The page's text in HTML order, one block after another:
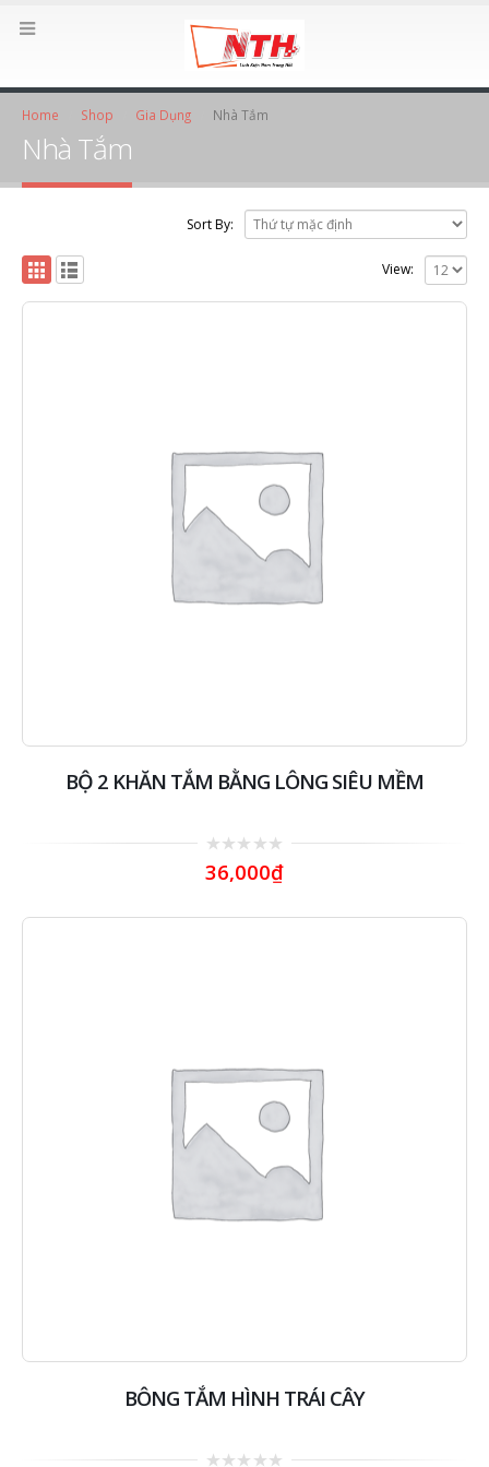
Home Shop Gia Dụng Nhà Tắm
Nhà Tắm
Sort By:
View:
BỘ 2 KHĂN TẮM BẰNG LÔNG SIÊU MỀM
0
out
36,000₫
BÔNG TẮM HÌNH TRÁI CÂY